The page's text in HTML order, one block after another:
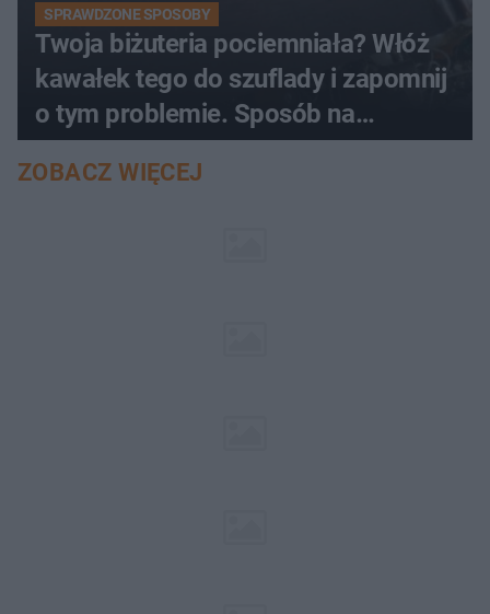
SPRAWDZONE SPOSOBY
Twoja biżuteria pociemniała? Włóż
kawałek tego do szuflady i zapomnij
o tym problemie. Sposób na
pociemniałą biżuterię
ZOBACZ WIĘCEJ